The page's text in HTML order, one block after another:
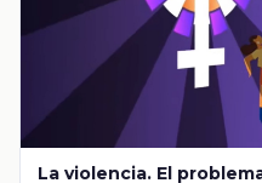
La violencia. El